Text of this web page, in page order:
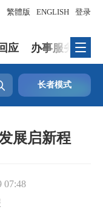
登录
繁體版 ENGLISH
应 办事服务
长者模式
展启新程
07:48